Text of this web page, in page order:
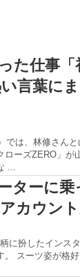
た仕事「
言葉に
では、林修さんと
ローズZERO」が
...
ターに乗
カウン
に扮したインス
スーツ姿が格好